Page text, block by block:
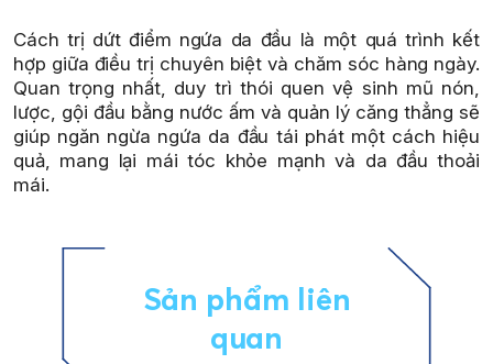
Cách trị dứt điểm ngứa da đầu là một quá trình kết
hợp giữa điều trị chuyên biệt và chăm sóc hàng ngày.
Quan trọng nhất, duy trì thói quen vệ sinh mũ nón,
lược, gội đầu bằng nước ấm và quản lý căng thẳng sẽ
giúp ngăn ngừa ngứa da đầu tái phát một cách hiệu
quả, mang lại mái tóc khỏe mạnh và da đầu thoải
mái.
Sản phẩm liên
quan